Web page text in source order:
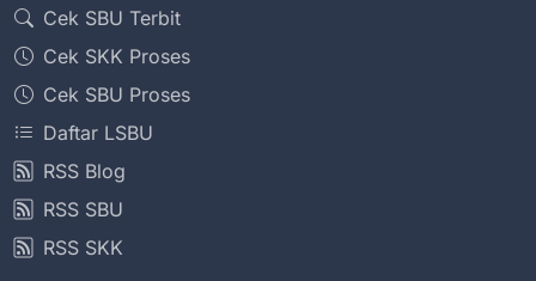
Cek SBU Terbit
Cek SKK Proses
Cek SBU Proses
Daftar LSBU
RSS Blog
RSS SBU
RSS SKK